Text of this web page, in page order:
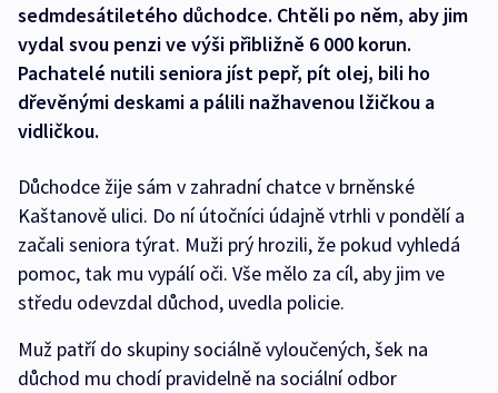
sedmdesátiletého důchodce. Chtěli po něm, aby jim
vydal svou penzi ve výši přibližně 6 000 korun.
Pachatelé nutili seniora jíst pepř, pít olej, bili ho
dřevěnými deskami a pálili nažhavenou lžičkou a
vidličkou.
Důchodce žije sám v zahradní chatce v brněnské
Kaštanově ulici. Do ní útočníci údajně vtrhli v pondělí a
začali seniora týrat. Muži prý hrozili, že pokud vyhledá
pomoc, tak mu vypálí oči. Vše mělo za cíl, aby jim ve
středu odevzdal důchod, uvedla policie.
Muž patří do skupiny sociálně vyloučených, šek na
důchod mu chodí pravidelně na sociální odbor